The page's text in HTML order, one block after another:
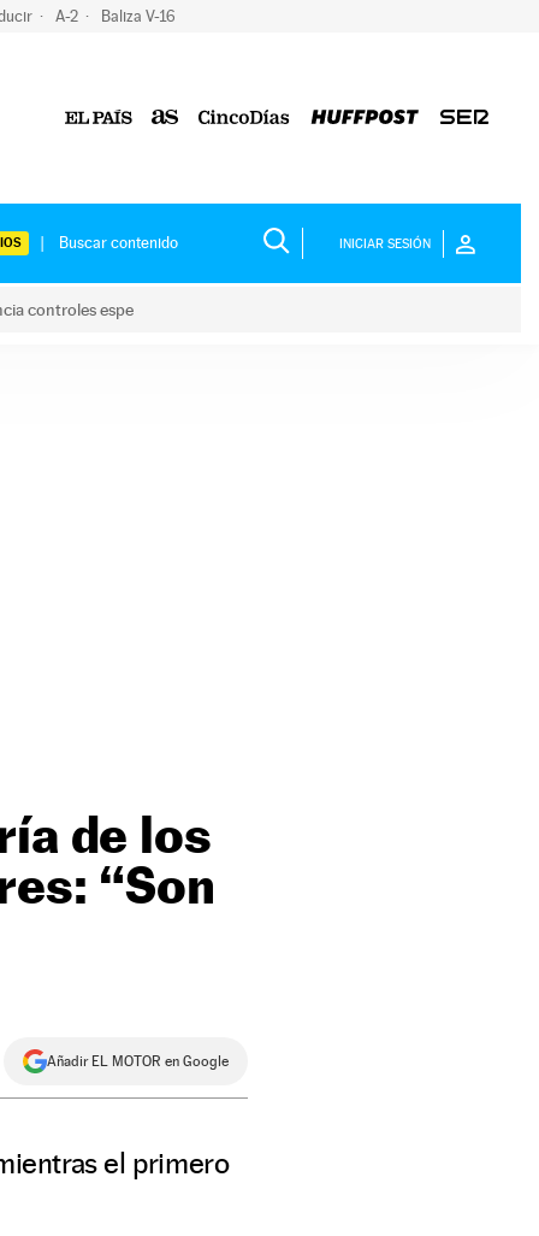
A-2 Baliza V-16
INICIAR SESIÓN
controles espe
de los
“Son
Añadir EL MOTOR en Google
el primero